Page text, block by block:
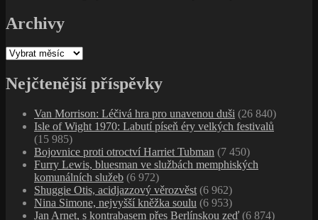
Archivy
Archivy
Nejčtenější příspěvky
Van Morrison: Léčivá hra pro unavenou duši (26 840)
Isle of Wight 1970: Labutí píseň éry velkých festivalů
(15 985)
Bojovnice proti otroctví Harriet Tubman (7 450)
Furry Lewis, bluesman ve službách memphiských
komunálních služeb (6 972)
Shuggie Otis, acidjazzový věrozvěst (6 962)
Nina Simone, nejvyšší kněžka soulu (6 953)
Jan Arnet, s kontrabasem přes Berlínskou zeď (6 874)